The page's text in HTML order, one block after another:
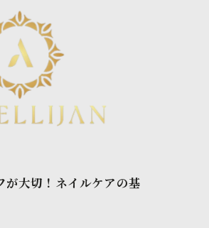
が大切！ネイルケアの基